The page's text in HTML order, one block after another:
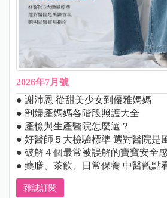
2026年7月號
● 謝沛恩 從甜美少女到優雅媽媽
● 剖婦產媽媽各階段照護大全
● 產檢與生產醫院怎麼選？
● 好醫師５大檢驗標準 選對醫院是
● 破解４個最常被誤解的寶寶安全
● 藥膳、茶飲、日常保養 中醫觀點
雜誌訂閱